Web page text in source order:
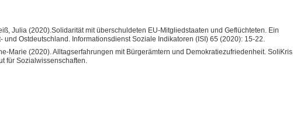
Julia (2020).Solidarität mit überschuldeten EU-Mitgliedstaaten und Geflüchteten. Ein
und Ostdeutschland. Informationsdienst Soziale Indikatoren (ISI) 65 (2020): 15-22.
Marie (2020). Alltagserfahrungen mit Bürgerämtern und Demokratiezufriedenheit. SoliKris
für Sozialwissenschaften.